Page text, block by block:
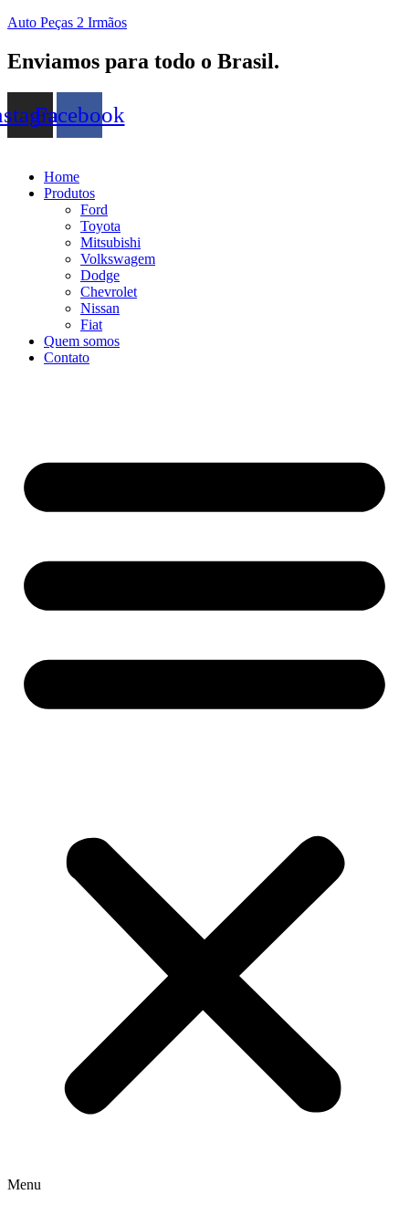
Auto Peças 2 Irmãos
Enviamos para todo o Brasil.
Facebook
Home
Produtos
Ford
Toyota
Mitsubishi
Volkswagem
Dodge
Chevrolet
Nissan
Fiat
Quem somos
Contato
Menu